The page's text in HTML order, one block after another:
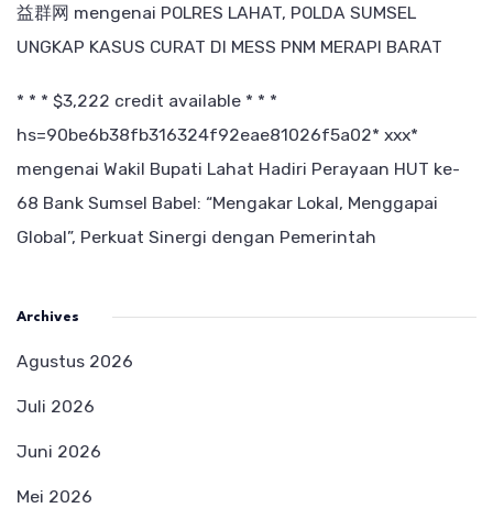
益群网 mengenai POLRES LAHAT, POLDA SUMSEL
UNGKAP KASUS CURAT DI MESS PNM MERAPI BARAT
* * * $3,222 credit available * * *
hs=90be6b38fb316324f92eae81026f5a02* ххх*
mengenai Wakil Bupati Lahat Hadiri Perayaan HUT ke-
68 Bank Sumsel Babel: “Mengakar Lokal, Menggapai
Global”, Perkuat Sinergi dengan Pemerintah
Archives
Agustus 2026
Juli 2026
Juni 2026
Mei 2026